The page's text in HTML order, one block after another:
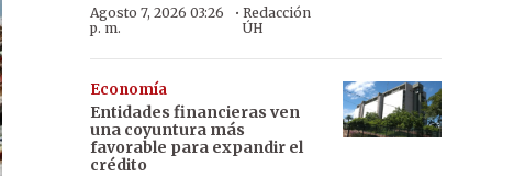
Agosto 7, 2026 03:26
p. m.
·Redacción
ÚH
Economía
Entidades financieras ven
una coyuntura más
favorable para expandir el
crédito